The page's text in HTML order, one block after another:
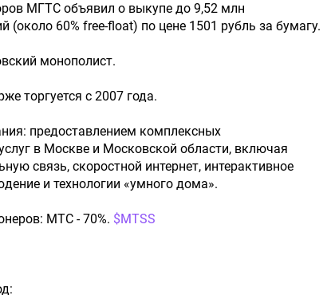
МГТС объявил о выкупе до 9,52 млн
(около 60% free-float) по цене 1501 рубль за бумагу.
монополист.
торгуется с 2007 года.
предоставлением комплексных
в Москве и Московской области, включая
связь, скоростной интернет, интерактивное
и технологии «умного дома».
МТС - 70%. $MTSS